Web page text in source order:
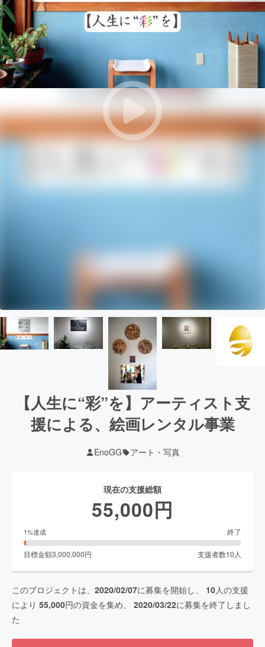
【人生に“彩”を】アーティスト支
援による、絵画レンタル事業
EnoGG アート・写真
現在の支援総額
55,000円
1%達成 終了
目標金額3,000,000円 支援者数10 人
このプロジェクトは、 2020/02/07に募集を開始し、 10人の支援
により 55,000円の資金を集め、 2020/03/22に募集を終了しまし
た